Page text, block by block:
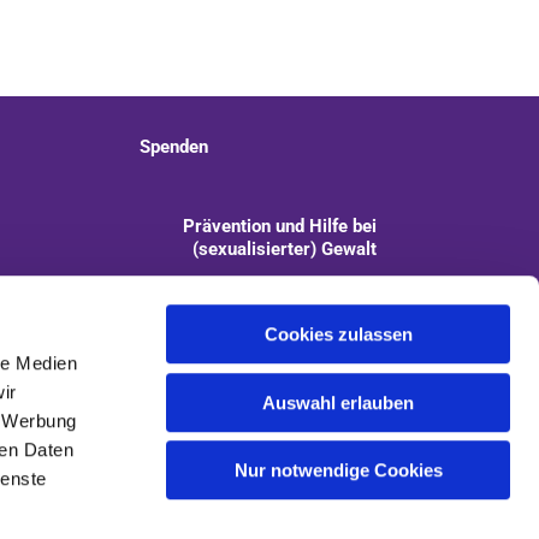
Medien
Daten
Cookies zulassen
Auswahl erlauben
Nur notwendige Cookies
Spenden
Prävention und Hilfe bei
(sexualisierter) Gewalt
info@kirchengemeinde-staaken.de